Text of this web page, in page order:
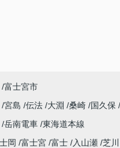
富士宮市
宮島 伝法 大淵 桑崎 国久保
岳南電車 東海道本線
岡 富士宮 富士 入山瀬 芝川